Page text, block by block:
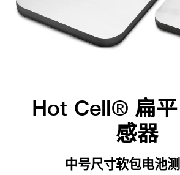
Hot Cell® 扁
感器
中号尺寸软包电池